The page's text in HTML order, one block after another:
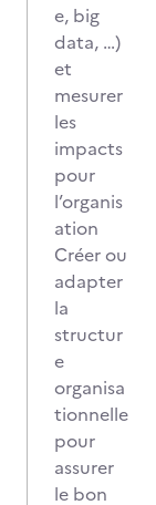
e, big
data, …)
et
mesurer
les
impacts
pour
l’organis
ation
Créer ou
adapter
la
structur
e
organisa
tionnelle
pour
assurer
le bon